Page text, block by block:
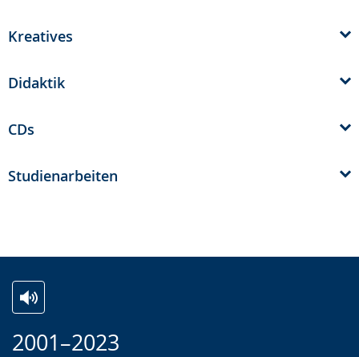
Kreatives
Didaktik
CDs
Studienarbeiten
2001–2023
u
k
i